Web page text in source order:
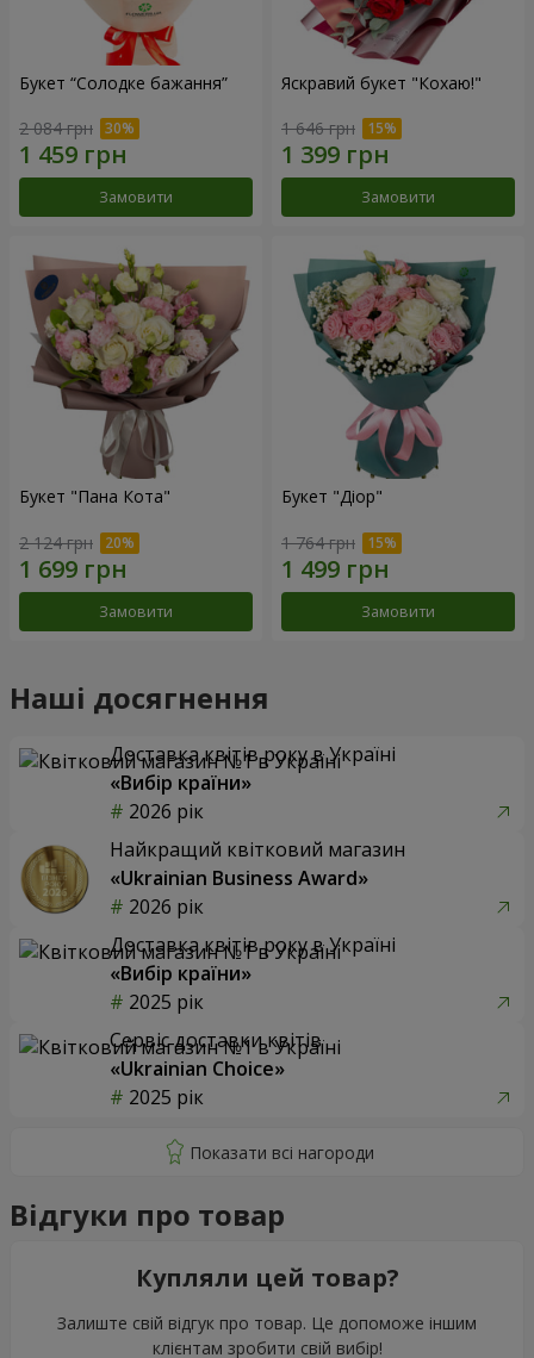
Букет “Солодке бажання”
2 084 грн
Замовити
Яскравий букет "Кохаю!"
1 646 грн
Замовити
Букет "Пана Кота"
2 124 грн
Замовити
Букет "Діор"
1 764 грн
Замовити
Наші досягнення
Доставка квітів року в Україні
«Вибір країни»
2026 рік
Найкращий квітковий магазин
«Ukrainian Business Award»
2026 рік
Доставка квітів року в Україні
«Вибір країни»
2025 рік
Сервіс доставки квітів
«Ukrainian Choice»
2025 рік
Відгуки про товар
Купляли цей товар?
Залиште свій відгук про товар. Це допоможе іншим
клієнтам зробити свій вибір!